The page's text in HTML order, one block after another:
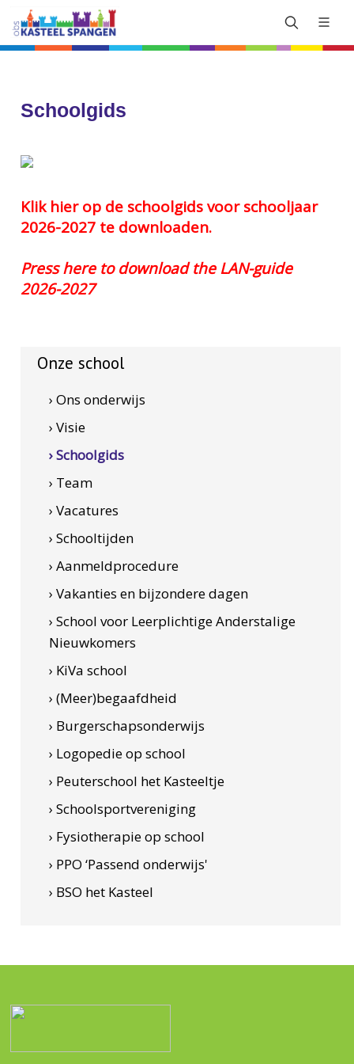
Schoolgids
Klik hier op de schoolgids voor schooljaar
2026-2027 te downloaden.
Press here to download the LAN-guide
2026-2027
Onze school
› Ons onderwijs
› Visie
› Schoolgids
› Team
› Vacatures
› Schooltijden
› Aanmeldprocedure
› Vakanties en bijzondere dagen
› School voor Leerplichtige Anderstalige
Nieuwkomers
› KiVa school
› (Meer)begaafdheid
› Burgerschapsonderwijs
› Logopedie op school
› Peuterschool het Kasteeltje
› Schoolsportvereniging
› Fysiotherapie op school
› PPO ‘Passend onderwijs'
› BSO het Kasteel